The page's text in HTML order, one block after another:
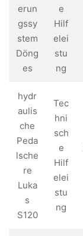
erun
gssy
stem
Döng
es
e
Hilf
elei
stu
ng
hydr
aulis
che
Peda
lsche
re
Luka
s
S120
Tec
hni
sch
e
Hilf
elei
stu
ng